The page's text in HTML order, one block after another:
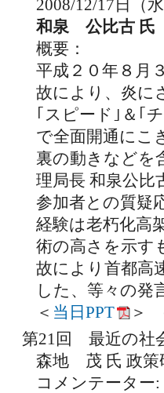
2008/12/17日（
和泉 公比古 氏
概要：
平成２０年８月
故により、炎に
｢スピード｣＆｢
で全面開通にこ
裏の動きなどを
理局長 和泉公比
参加者との質疑
経験は老朽化高
術の高さを示す
故により首都高
した、等々の発
＜ 当日PPT
＞
第21回 最近の社
森地 茂 氏 政策
コメンテータ